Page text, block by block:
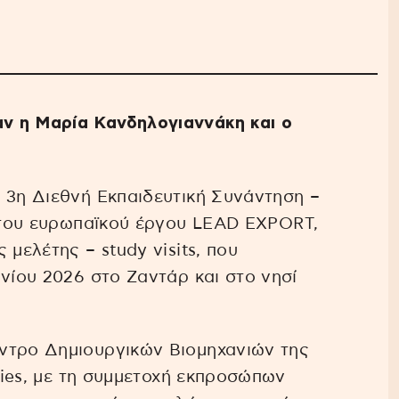
η Μαρία Κανδηλογιαννάκη και ο
Διεθνή Εκπαιδευτική Συνάντηση –
ευρωπαϊκού έργου LEAD EXPORT,
μελέτης – study visits, που
2026 στο Ζαντάρ και στο νησί
Δημιουργικών Βιομηχανιών της
με τη συμμετοχή εκπροσώπων